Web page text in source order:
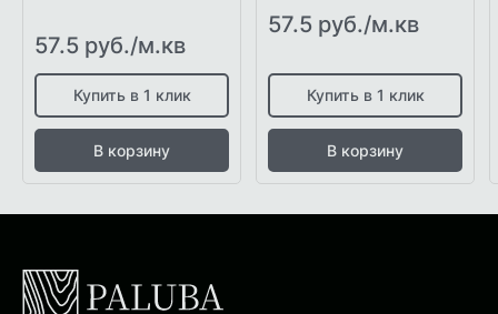
57.5 руб./м.кв
Купить в 1 клик
В корзину
57.5 руб./м.кв
Купить в 1 клик
В корзину